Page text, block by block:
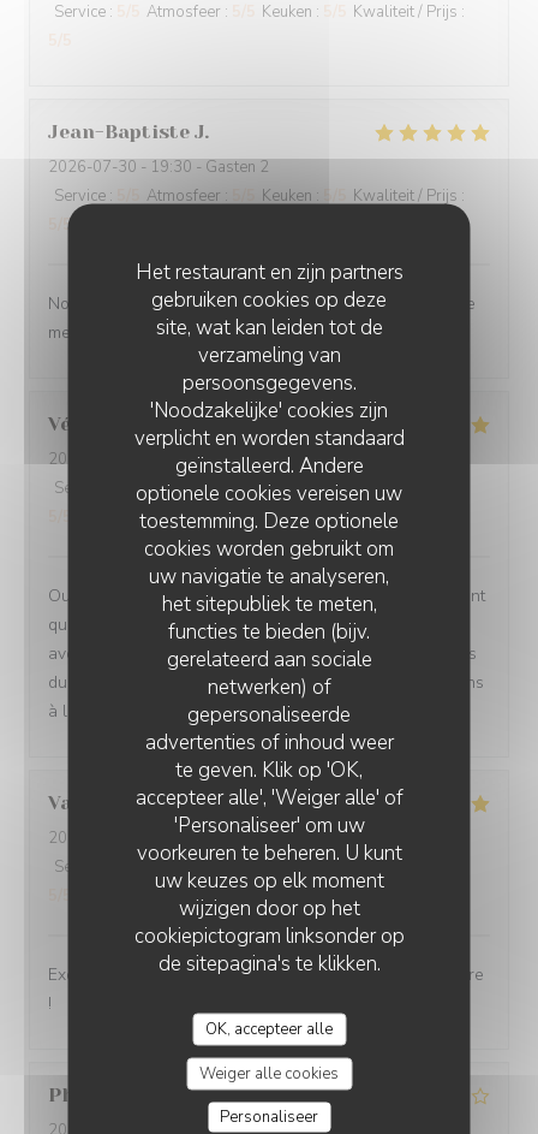
Het restaurant en zijn partners
gebruiken cookies op deze
site, wat kan leiden tot de
verzameling van
persoonsgegevens.
'Noodzakelijke' cookies zijn
verplicht en worden standaard
geïnstalleerd. Andere
optionele cookies vereisen uw
toestemming. Deze optionele
cookies worden gebruikt om
uw navigatie te analyseren,
het sitepubliek te meten,
functies te bieden (bijv.
gerelateerd aan sociale
netwerken) of
gepersonaliseerde
advertenties of inhoud weer
te geven. Klik op 'OK,
accepteer alle', 'Weiger alle' of
'Personaliseer' om uw
voorkeuren te beheren. U kunt
uw keuzes op elk moment
wijzigen door op het
cookiepictogram linksonder op
de sitepagina's te klikken.
OK, accepteer alle
Weiger alle cookies
Personaliseer
Service : Atmosfeer : Keuken : Kwaliteit / Prijs :
Jean-Baptiste J
2026-07-30 - 19:30 - Gasten 2
Service : Atmosfeer : Keuken : Kwaliteit / Prijs :
/5
Nous ne sommes mm jamais déçu. L’ail des ours reste le
meilleur restaurant d’Amiens et de loin.
Véronique D
2026-07-29
- 20:00 - Gasten 2
Service
/5 Atmosfeer :5/5 Keuken: 5/5 Kwaliteit / Prijs
Oui absolument nous recommandons votre établissement
qui est à la hauteur des recommandations que nous
avons eu Ce fut un moment délicieux dans tous les sens
du terme, belles et savoureuses découvertes, félicitations
à l ensemble du personnel en cuisine comme en salle
Valérie D
2026-07-30
- 12:30 - Gasten 2
Service
Atmosfeer: 5 /5 Keuken : 5 /5 Kwaliteit / Prijs
Excellente cuisine, raffinée, personnel très sympa, j'adore
!
Philippe